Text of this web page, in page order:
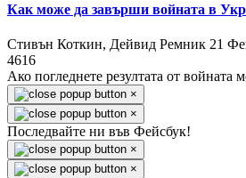
Как може да завърши войната в
Стивън Коткин, Дейвид Ремник 21
4616
Ако погледнете резултата от войната
×
×
Последвайте ни във Фейсбук!
×
×